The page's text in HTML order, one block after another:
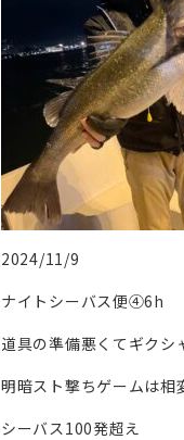
2024/11/9
ナイトシーバス便④6h
道具の準備悪くてギクシ
明暗スト撃ちゲームは
シーバス100発超え